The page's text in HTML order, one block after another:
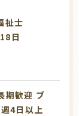
祉士
日
期歓迎 ブ
週4日以上